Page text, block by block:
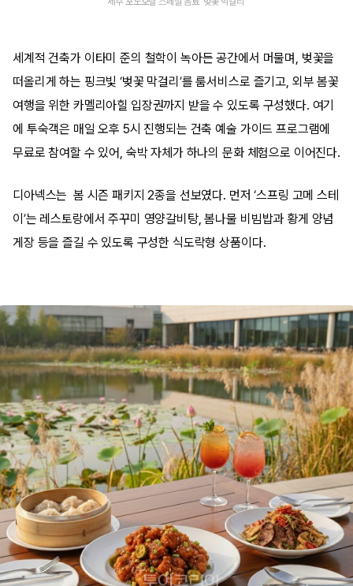
세계적 건축가 이타미 준의 철학이 녹아든 공간에서 머물며, 벚꽃을
떠올리게 하는 핑크빛 ‘벚꽃 막걸리’를 룸서비스로 즐기고, 외부 봄꽃
여행을 위한 카멜리아힐 입장권까지 받을 수 있도록 구성했다. 여기
에 투숙객은 매일 오후 5시 진행되는 건축 예술 가이드 프로그램에
무료로 참여할 수 있어, 숙박 자체가 하나의 문화 체험으로 이어진다.
디아넥스는 봄 시즌 패키지 2종을 선보였다. 먼저 ‘스프링 고메 스테
이’는 레스토랑에서 주꾸미 영양갈비탕, 봄나물 비빔밥과 황게 양념
게장 등을 즐길 수 있도록 구성한 식도락형 상품이다.